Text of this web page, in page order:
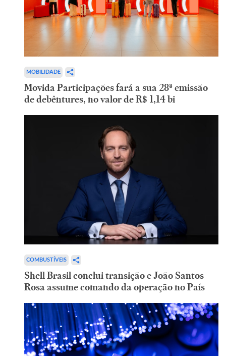
MOBILIDADE
Movida Participações fará a sua 28ª emissão
de debêntures, no valor de R$ 1,14 bi
COMBUSTÍVEIS
Shell Brasil conclui transição e João Santos
Rosa assume comando da operação no País